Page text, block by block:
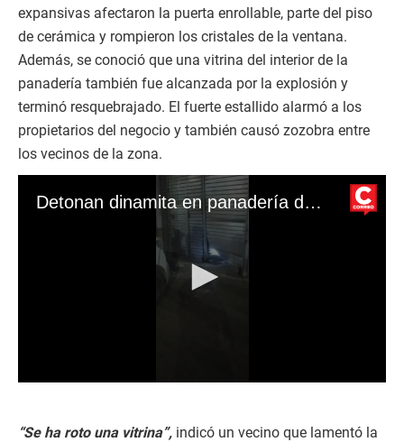
expansivas afectaron la puerta enrollable, parte del piso
de cerámica y rompieron los cristales de la ventana.
Además, se conoció que una vitrina del interior de la
panadería también fue alcanzada por la explosión y
terminó resquebrajado. El fuerte estallido alarmó a los
propietarios del negocio y también causó zozobra entre
los vecinos de la zona.
Detonan dinamita en panadería de Trujillo
c“Se ha roto una vitrina”, indicó un vecino que lamentó la